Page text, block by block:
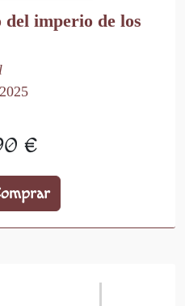
del imperio de los
€